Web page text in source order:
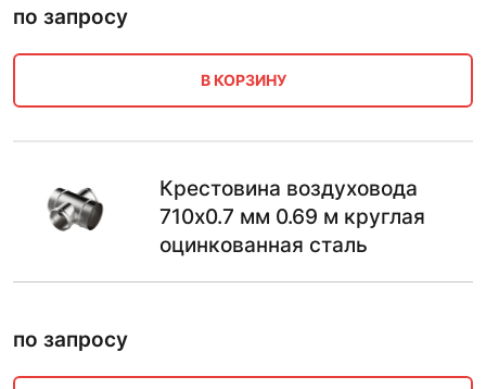
по запросу
В КОРЗИНУ
Крестовина воздуховода
710х0.7 мм 0.69 м круглая
оцинкованная сталь
по запросу